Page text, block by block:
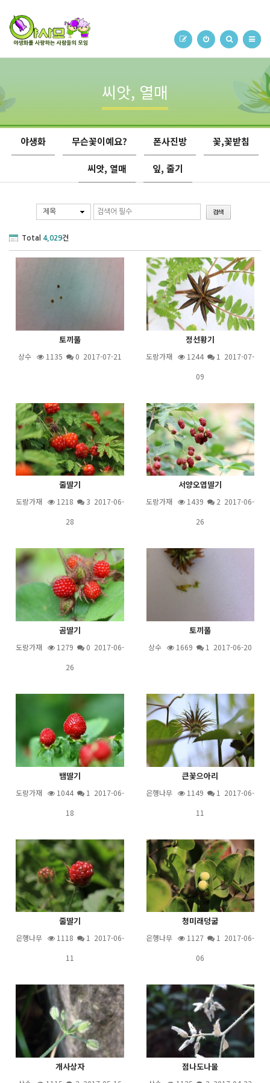
씨앗, 열매
야생화 무슨꽃이예요? 폰사진방 꽃,꽃받침
씨앗, 열매 잎, 줄기
제목
Total 4,029건
토끼풀
상수 1135 0 2017-07-21
정선황기
도랑가재 1244 1 2017-07-
09
줄딸기
도랑가재 1218 3 2017-06-
28
서양오엽딸기
도랑가재 1439 2 2017-06-
26
곰딸기
도랑가재 1279
0 2017-06-
26
토끼풀
상수 1669 1 2017-06-20
뱀딸기
도랑가재 1044 1 2017-06-
18
큰꽃으아리
은행나무 1149 1 2017-06-
11
줄딸기
은행나무 1118 1 2017-06-
11
청미래덩굴
은행나무 1127 1 2017-06-
06
개사상자 점나도나물